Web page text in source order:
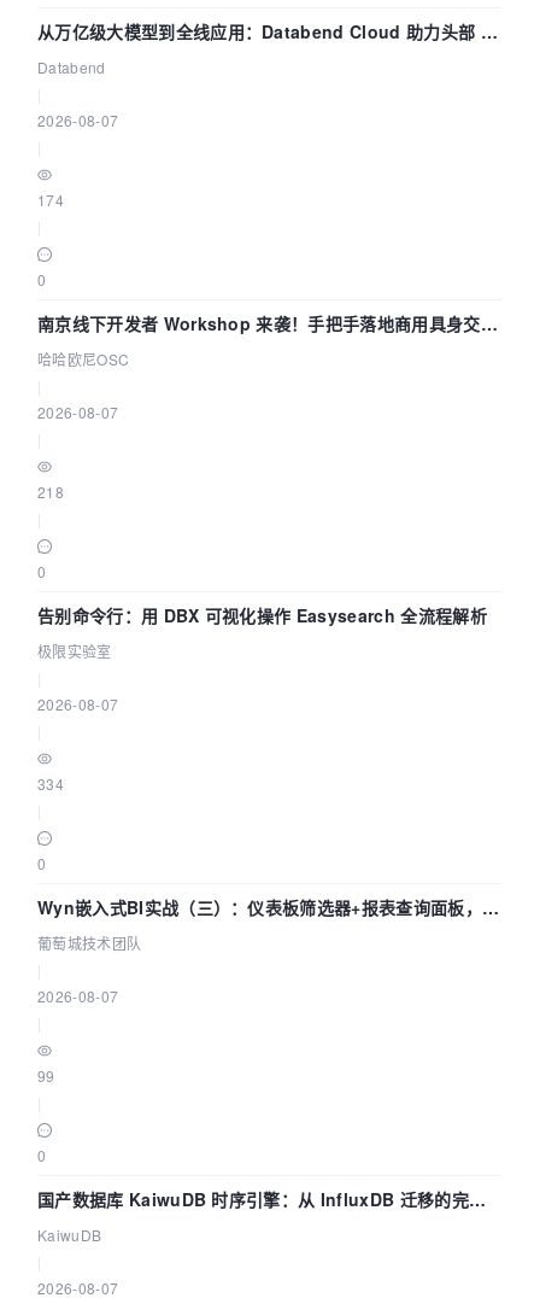
从万亿级大模型到全线应用：Databend Cloud 助力头部 AI
企业构建全链路 Trace 数据管道
Databend
2026-08-07
174
0
南京线下开发者 Workshop 来袭！手把手落地商用具身交互
智能 Agent 应用
哈哈欧尼OSC
2026-08-07
218
0
告别命令行：用 DBX 可视化操作 Easysearch 全流程解析
极限实验室
2026-08-07
334
0
Wyn嵌入式BI实战（三）：仪表板筛选器+报表查询面板，参
数联动全闭环
葡萄城技术团队
2026-08-07
99
0
国产数据库 KaiwuDB 时序引擎：从 InfluxDB 迁移的完整
技术路径
KaiwuDB
2026-08-07